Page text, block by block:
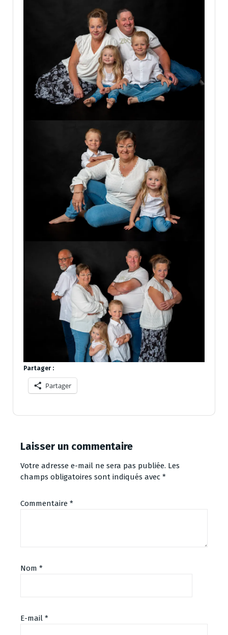
Partager :
Partager
Laisser un commentaire
Votre adresse e-mail ne sera pas publiée. Les
champs obligatoires sont indiqués avec *
Commentaire *
Nom *
E-mail *